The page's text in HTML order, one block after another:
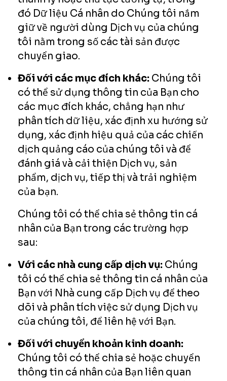
đó Dữ liệu Cá nhân do Chúng tôi nắm
giữ về người dùng Dịch vụ của chúng
tôi nằm trong số các tài sản được
chuyển giao.
Đối với các mục đích khác: Chúng tôi
có thể sử dụng thông tin của Bạn cho
các mục đích khác, chẳng hạn như
phân tích dữ liệu, xác định xu hướng sử
dụng, xác định hiệu quả của các chiến
dịch quảng cáo của chúng tôi và để
đánh giá và cải thiện Dịch vụ, sản
phẩm, dịch vụ, tiếp thị và trải nghiệm
của bạn.
Chúng tôi có thể chia sẻ thông tin cá
nhân của Bạn trong các trường hợp
sau:
Với các nhà cung cấp dịch vụ: Chúng
tôi có thể chia sẻ thông tin cá nhân của
Bạn với Nhà cung cấp Dịch vụ để theo
dõi và phân tích việc sử dụng Dịch vụ
của chúng tôi, để liên hệ với Bạn.
Đối với chuyển khoản kinh doanh:
Chúng tôi có thể chia sẻ hoặc chuyển
thông tin cá nhân của Bạn liên quan